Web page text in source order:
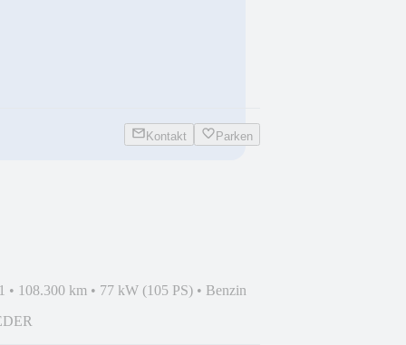
Kontakt Parken
• 108.300 km • 77 kW (105 PS) • Benzin